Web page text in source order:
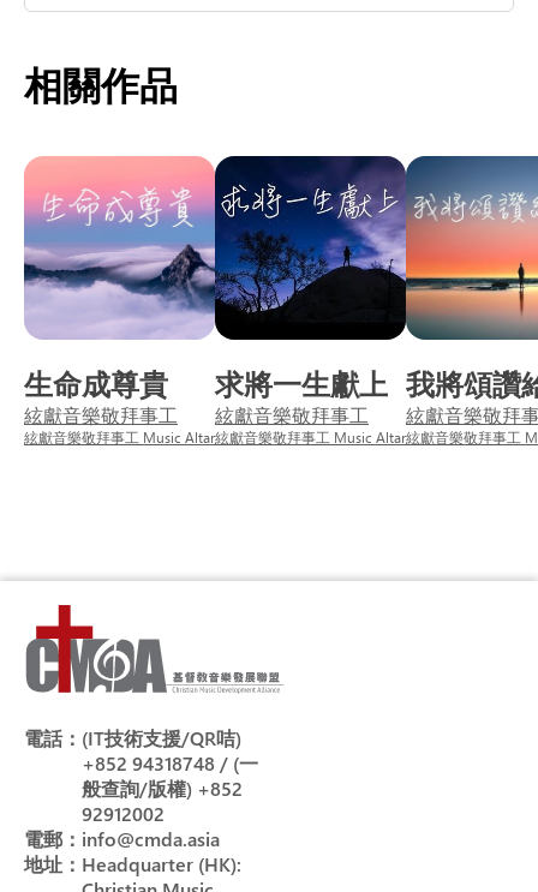
相關作品
生命成尊貴
絃獻音樂敬拜事工
絃獻音樂敬拜事工 Music Altar
求將一生獻上
絃獻音樂敬拜事工
絃獻音樂敬拜事工 Music Altar
我將頌讚
絃獻音樂敬拜
絃獻音樂敬拜事工
電話： (IT技術支援/QR咭)
+852 94318748 / (一
般查詢/版權) +852
92912002
電郵： info@cmda.asia
地址： Headquarter (HK):